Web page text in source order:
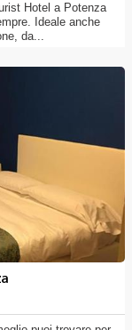
Hotel a Potenza
Ideale anche
da...